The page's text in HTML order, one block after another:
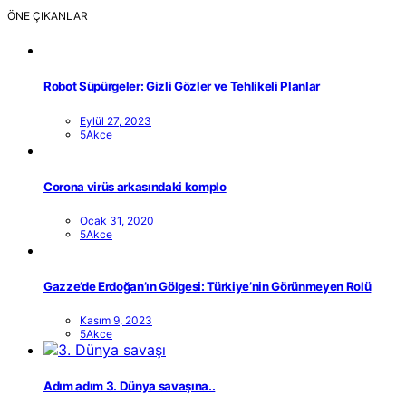
ÖNE ÇIKANLAR
Robot Süpürgeler: Gizli Gözler ve Tehlikeli Planlar
Eylül 27, 2023
5Akce
Corona virüs arkasındaki komplo
Ocak 31, 2020
5Akce
Gazze’de Erdoğan’ın Gölgesi: Türkiye’nin Görünmeyen Rolü
Kasım 9, 2023
5Akce
Adım adım 3. Dünya savaşına..